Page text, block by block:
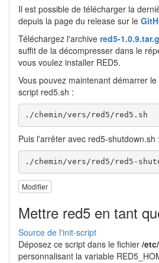
Il est possible de télécharger la
depuis la page du release sur le
Téléchargez l'archive red5-
suffit de la décompresser dans le
vous voulez installer RED5.
Vous pouvez maintenant démarrer
script red5.sh :
./chemin/vers/red5/red5.sh
Puis l'arrêter avec red5-shutdown.sh :
./chemin/vers/red5/red5-
Modifier
Mettre red5 en tant
Source de l'init-script
Déposez ce script dans le fichier /
personnalisant la variable